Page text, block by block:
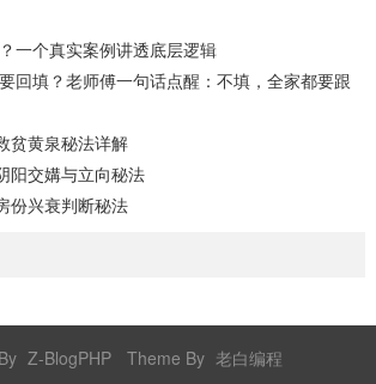
一个真实案例讲透底层逻辑
回填？老师傅一句话点醒：不填，全家都要跟
贫黄泉秘法详解
阳交媾与立向秘法
份兴衰判断秘法
Z-BlogPHP Theme By 老白编程